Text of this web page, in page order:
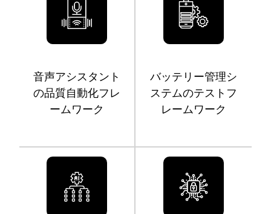
音声アシスタント
の品質自動化フレ
ームワーク
バッテリー管理シ
ステムのテストフ
レームワーク